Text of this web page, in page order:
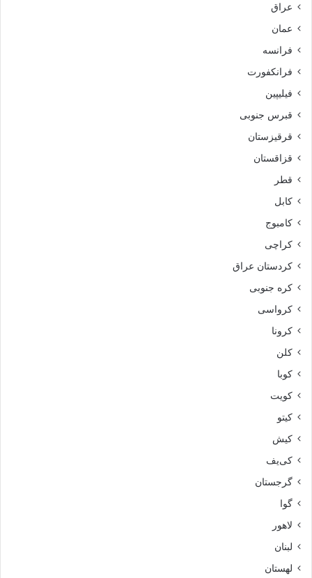
عراق
عمان
فرانسه
فرانکفورت
فیلیپین
قبرس جنوبی
قرقیزستان
قزاقستان
قطر
کابل
کامبوج
کراچی
کردستان عراق
کره جنوبی
کرواسی
کرونا
کلن
کوبا
کویت
کیتو
کیش
کی‌یف
گرجستان
گوا
لاهور
لبنان
لهستان